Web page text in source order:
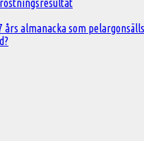
års almanacka som